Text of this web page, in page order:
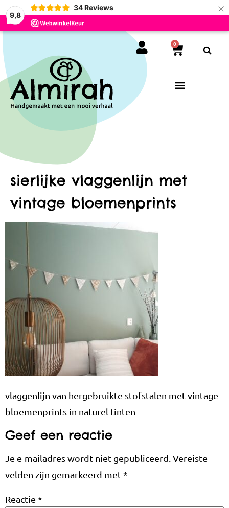
9,8
34 Reviews ×
0
sierlijke vlaggenlijn met
vintage bloemenprints
vlaggenlijn van hergebruikte stofstalen met vintage
bloemenprints in naturel tinten
Geef een reactie
Je e-mailadres wordt niet gepubliceerd. Vereiste
velden zijn gemarkeerd met*
Reactie *